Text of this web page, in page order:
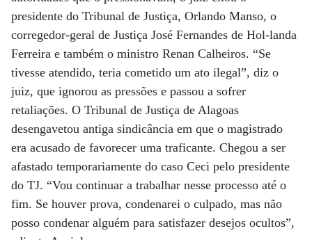
presidente do Tribunal de Justiça, Orlando Manso, o
corregedor-geral de Justiça José Fernandes de Hol-landa
Ferreira e também o ministro Renan Calheiros. “Se
tivesse atendido, teria cometido um ato ilegal”, diz o
juiz, que ignorou as pressões e passou a sofrer
retaliações. O Tribunal de Justiça de Alagoas
desengavetou antiga sindicância em que o magistrado
era acusado de favorecer uma traficante. Chegou a ser
afastado temporariamente do caso Ceci pelo presidente
do TJ. “Vou continuar a trabalhar nesse processo até o
fim. Se houver prova, condenarei o culpado, mas não
posso condenar alguém para satisfazer desejos ocultos”,